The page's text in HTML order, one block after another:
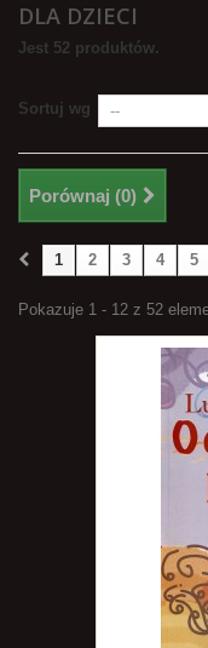
DLA DZIECI
Jest 52 produktów.
Sortuj wg
Porównaj (0)
1 2 3 4 5
Pokazuje 1 - 12 z 52